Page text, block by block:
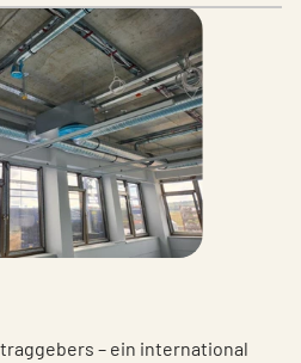
– ein international